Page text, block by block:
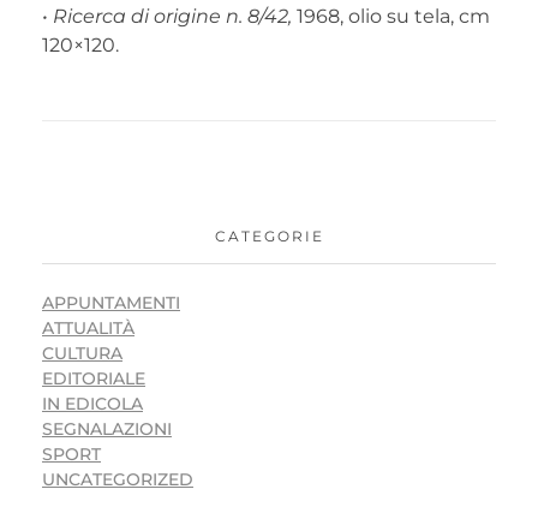
• Ricerca di origine n. 8/42, 1968, olio su tela, cm
120×120.
CATEGORIE
APPUNTAMENTI
ATTUALITÀ
CULTURA
EDITORIALE
IN EDICOLA
SEGNALAZIONI
SPORT
UNCATEGORIZED